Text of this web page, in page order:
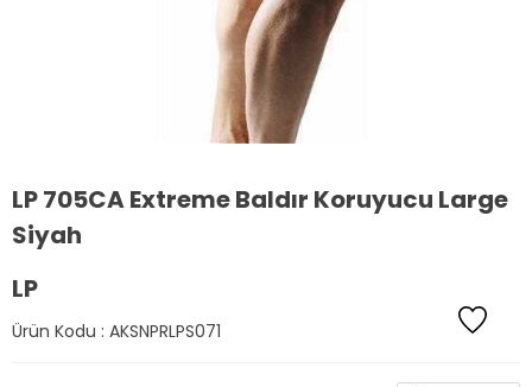
LP 705CA Extreme Baldır Koruyucu Large
Siyah
LP
Ürün Kodu : AKSNPRLPS071